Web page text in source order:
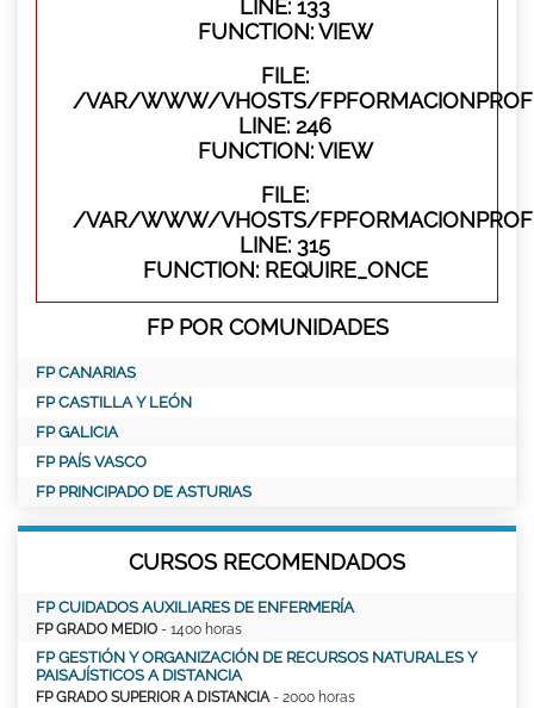
LINE: 133
FUNCTION: VIEW
FILE:
/VAR/WWW/VHOSTS/
LINE: 246
FUNCTION: VIEW
FILE:
/VAR/WWW/VHOSTS/
LINE: 315
FUNCTION: REQUIRE_ONCE
FP POR COMUNIDADES
FP CANARIAS
FP CASTILLA Y LEÓN
FP GALICIA
FP PAÍS VASCO
FP PRINCIPADO DE ASTURIAS
CURSOS RECOMENDADOS
FP CUIDADOS AUXILIARES DE ENFERMERÍA
FP GRADO MEDIO - 1400 horas
FP GESTIÓN Y ORGANIZACIÓN DE RECURSOS NATURALES Y
PAISAJÍSTICOS A DISTANCIA
FP GRADO SUPERIOR A DISTANCIA - 2000 horas